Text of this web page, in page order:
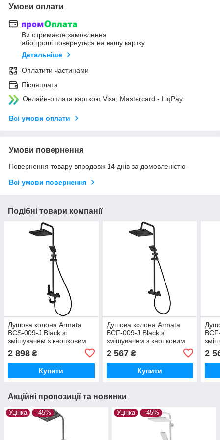
Умови оплати
Ви отримаєте замовлення
або гроші повернуться на вашу картку
Детальніше
Оплатити частинами
Післяплата
Онлайн-оплата карткою Visa, Mastercard - LiqPay
Всі умови оплати
Умови повернення
Повернення товару впродовж 14 днів за домовленістю
Всі умови повернення
Подібні товари компанії
Душова колона Armata
BCS-009-J Black зі
змішувачем з кнопковим
перемикачем, 4 режими
(CH6508)
2 898 ₴
Купити
Душова колона Armata
BCF-009-J Black зі
змішувачем з кнопковим
перемикачем, 3 режими
(CH6506)
2 567₴
Купити
2
Акційні пропозиції та новинки
Уцінка –45% Уцінка –45%